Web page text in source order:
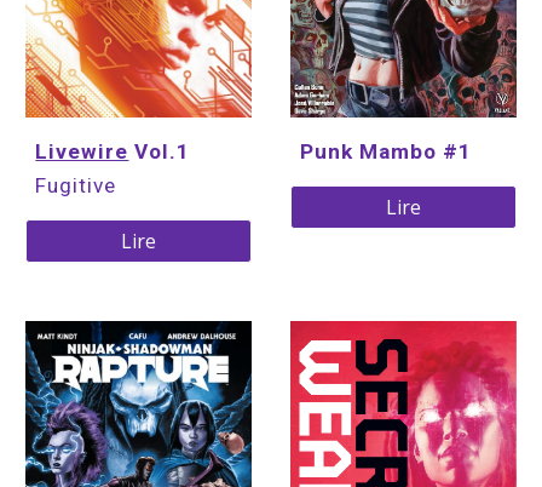
Livewire Vol.1
Fugitive
Lire
Punk Mambo #1
Lire